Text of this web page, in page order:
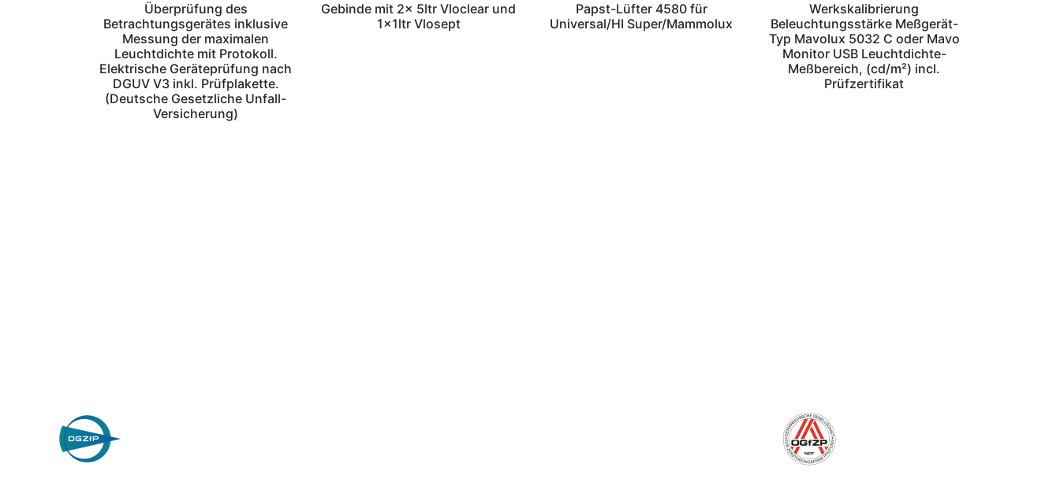
Überprüfung des
Betrachtungsgerätes inklusive
Messung der maximalen
Leuchtdichte mit Protokoll.
Elektrische Geräteprüfung nach
DGUV V3 inkl. Prüfplakette.
(Deutsche Gesetzliche Unfall-
Versicherung)
Gebinde mit 2x 5ltr Vloclear und
1x1ltr Vlosept
Papst-Lüfter 4580 für
Universal/HI Super/Mammolux
Werkskalibrierung
Beleuchtungsstärke Meßgerät-
Typ Mavolux 5032 C oder Mavo
Monitor USB Leuchtdichte-
Meßbereich, (cd/m²) incl.
Prüfzertifikat